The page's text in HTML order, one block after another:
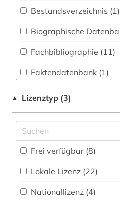
autobiografie (2)
autor (1)
belletristik (1)
bibliografie (6)
biografie (7)
drama (1)
drehbuch (1)
Bestandsverzeichnis (1)
Fachbibliographie (11)
Faktendatenbank (1)
Portal (3)
▲ Lizenztyp (3)
Frei verfügbar (8)
Lokale Lizenz (22)
Nationallizenz (4)